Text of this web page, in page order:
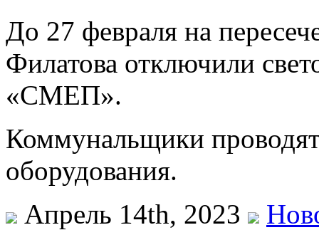
До 27 февраля на
Филатова отключили
«СМЕП».
Коммунальщики
оборудования.
Апрель 14th, 2023